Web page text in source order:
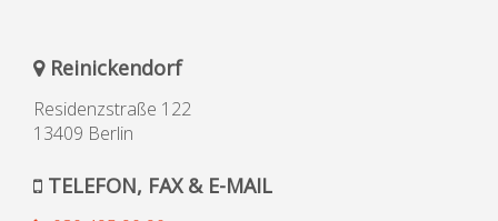
Reinickendorf
Residenzstraße 122
13409 Berlin
TELEFON, FAX & E-MAIL